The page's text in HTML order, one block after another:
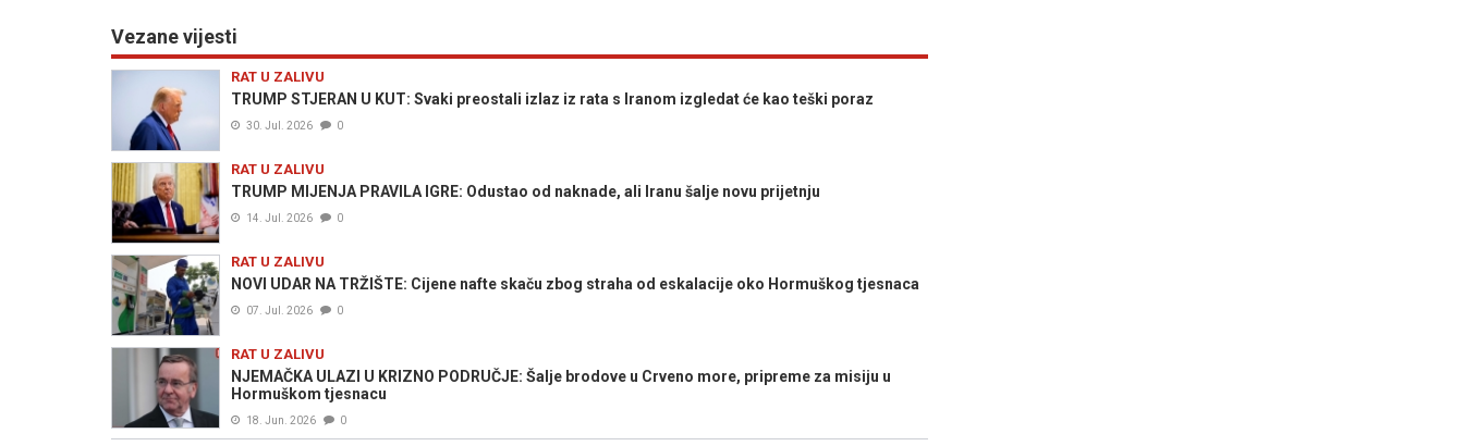
Vezane vijesti
RAT U ZALIVU
TRUMP STJERAN U KUT: Svaki preostali izlaz iz rata s Iranom izgledat će kao teški poraz
30. Jul. 2026 0
RAT U ZALIVU
TRUMP MIJENJA PRAVILA IGRE: Odustao od naknade, ali Iranu šalje novu prijetnju
14. Jul. 2026 0
RAT U ZALIVU
NOVI UDAR NA TRŽIŠTE: Cijene nafte skaču zbog straha od eskalacije oko Hormuškog tjesnaca
07. Jul. 2026 0
RAT U ZALIVU
NJEMAČKA ULAZI U KRIZNO PODRUČJE: Šalje brodove u Crveno more, pripreme za misiju u
Hormuškom tjesnacu
18. Jun. 2026 0